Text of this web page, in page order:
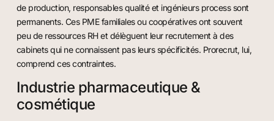
de production, responsables qualité et ingénieurs process sont
permanents. Ces PME familiales ou coopératives ont souvent
peu de ressources RH et délèguent leur recrutement à des
cabinets qui ne connaissent pas leurs spécificités. Prorecrut, lui,
comprend ces contraintes.
Industrie pharmaceutique &
cosmétique